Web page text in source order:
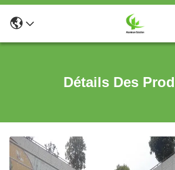
Détails Des